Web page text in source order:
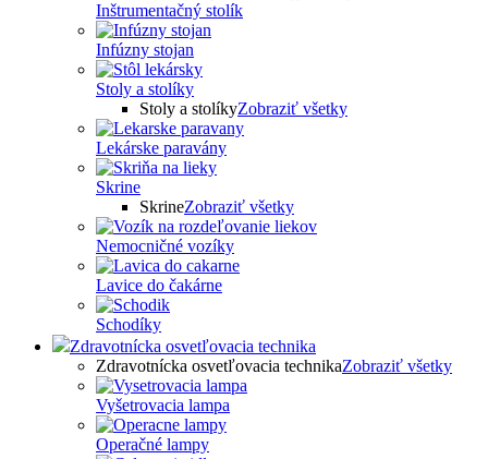
Inštrumentačný stolík
Infúzny stojan
Stoly a stolíky
Stoly a stolíkyZobraziť všetky
Lekárske paravány
Skrine
SkrineZobraziť všetky
Nemocničné vozíky
Lavice do čakárne
Schodíky
Zdravotnícka osvetľovacia technika
Zdravotnícka osvetľovacia technikaZobraziť všetky
Vyšetrovacia lampa
Operačné lampy